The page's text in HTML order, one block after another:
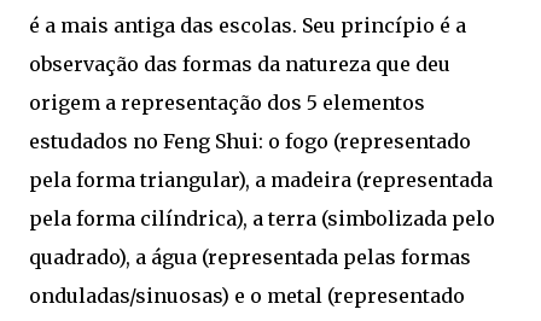
é a mais antiga das escolas. Seu princípio é a
observação das formas da natureza que deu
origem a representação dos 5 elementos
estudados no Feng Shui: o fogo (representado
pela forma triangular), a madeira (representada
pela forma cilíndrica), a terra (simbolizada pelo
quadrado), a água (representada pelas formas
onduladas/sinuosas) e o metal (representado